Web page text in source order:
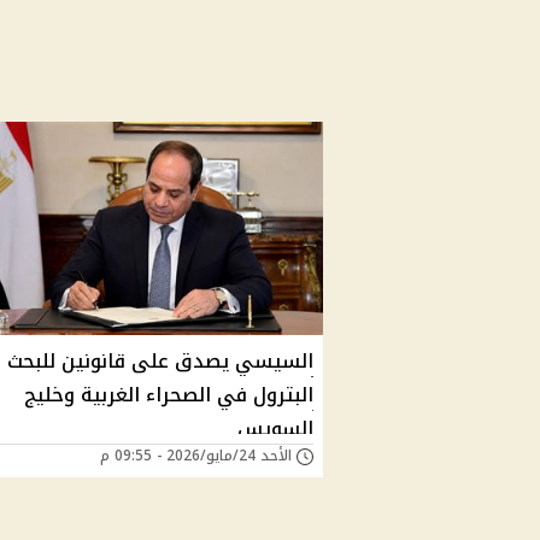
السيسي يصدق على قانونين
البترول في الصحراء الغربية وخليج
السويس
الأحد 24/مايو/2026 - 09:55 م